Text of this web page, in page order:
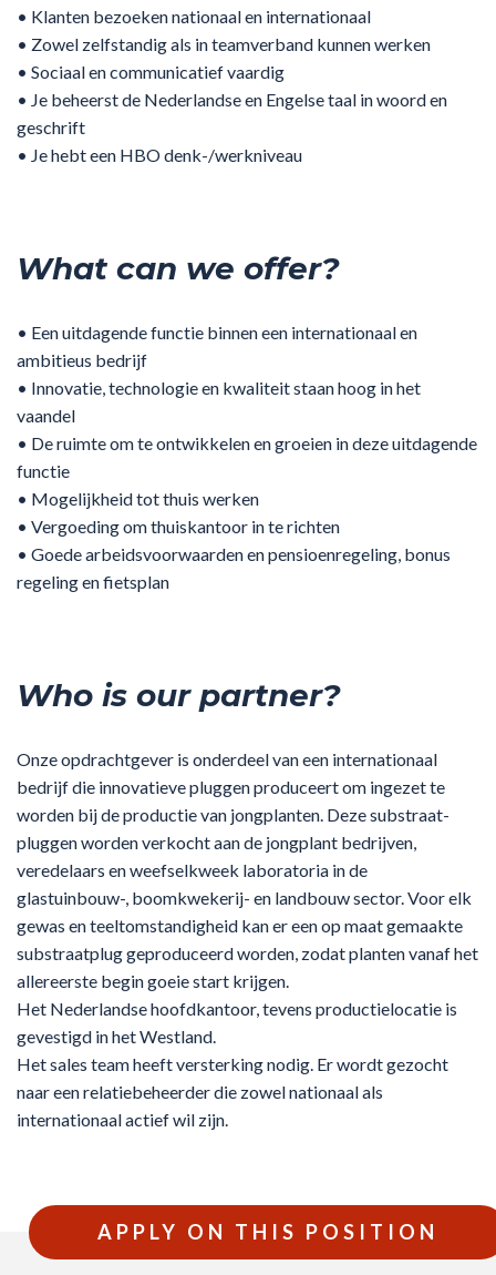
• Klanten bezoeken nationaal en internationaal
• Zowel zelfstandig als in teamverband kunnen werken
• Sociaal en communicatief vaardig
• Je beheerst de Nederlandse en Engelse taal in woord en
geschrift
• Je hebt een HBO denk-/werkniveau
What can we offer?
• Een uitdagende functie binnen een internationaal en
ambitieus bedrijf
• Innovatie, technologie en kwaliteit staan hoog in het
vaandel
• De ruimte om te ontwikkelen en groeien in deze uitdagende
functie
• Mogelijkheid tot thuis werken
• Vergoeding om thuiskantoor in te richten
• Goede arbeidsvoorwaarden en pensioenregeling, bonus
regeling en fietsplan
Who is our partner?
Onze opdrachtgever is onderdeel van een internationaal
bedrijf die innovatieve pluggen produceert om ingezet te
worden bij de productie van jongplanten. Deze substraat-
pluggen worden verkocht aan de jongplant bedrijven,
veredelaars en weefselkweek laboratoria in de
glastuinbouw-, boomkwekerij- en landbouw sector. Voor elk
gewas en teeltomstandigheid kan er een op maat gemaakte
substraatplug geproduceerd worden, zodat planten vanaf het
allereerste begin goeie start krijgen.
Het Nederlandse hoofdkantoor, tevens productielocatie is
gevestigd in het Westland.
Het sales team heeft versterking nodig. Er wordt gezocht
naar een relatiebeheerder die zowel nationaal als
internationaal actief wil zijn.
APPLY ON THIS POSITION